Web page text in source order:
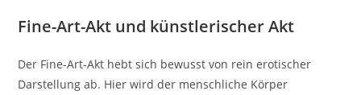
Fine-Art-Akt und künstlerischer Akt
Der Fine-Art-Akt hebt sich bewusst von rein erotischer
Darstellung ab. Hier wird der menschliche Körper